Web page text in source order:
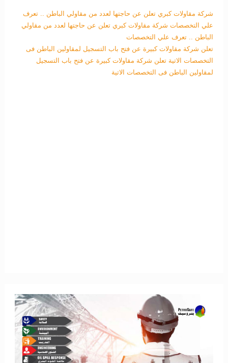
شركة مقاولات كبري تعلن عن حاجتها لعدد من مقاولي الباطن .. تعرف
علي التخصصات شركة مقاولات كبري تعلن عن حاجتها لعدد من مقاولي
الباطن .. تعرف علي التخصصات
تعلن شركة مقاولات كبيرة عن فتح باب التسجيل لمقاولين الباطن فى
التخصصات الاتية تعلن شركة مقاولات كبيرة عن فتح باب التسجيل
لمقاولين الباطن فى التخصصات الاتية